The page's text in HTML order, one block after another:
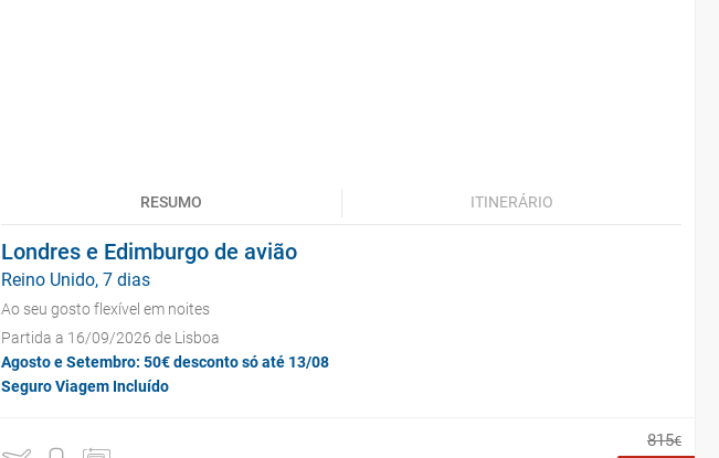
RESUMO ITINERÁRIO
Londres e Edimburgo de avião
Reino Unido, 7 dias
Ao seu gosto flexível em noites
Partida a 16/09/2026 de Lisboa
Agosto e Setembro: 50€ desconto só até 13/08
Seguro Viagem Incluído
815€